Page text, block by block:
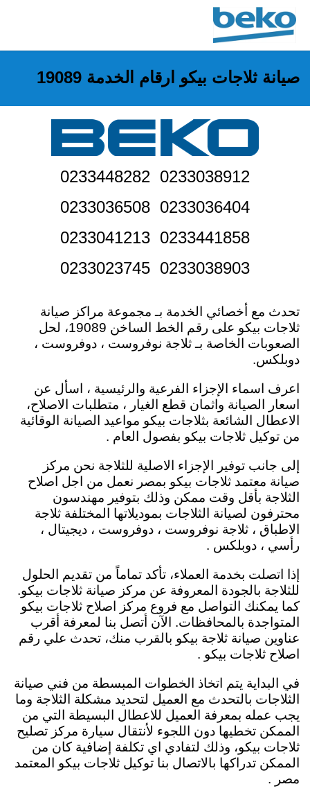
صيانة ثلاجات بيكو ارقام الخدمة 19089
0233038912 0233448282
0233036404 0233036508
0233441858 0233041213
0233038903 0233023745
تحدث مع أخصائي الخدمة بـ مجموعة مراكز صيانة
ثلاجات بيكو على رقم الخط الساخن 19089، لحل
الصعوبات الخاصة بـ ثلاجة نوفروست ، دوفروست ،
دوبلكس.
اعرف اسماء الإجزاء الفرعية والرئيسية ، اسأل عن
اسعار الصيانة واثمان قطع الغيار ، متطلبات الاصلاح،
الاعطال الشائعة بثلاجات بيكو مواعيد الصيانة الوقائية
من توكيل ثلاجات بيكو بفصول العام .
إلى جانب توفير الإجزاء الاصلية للثلاجة نحن مركز
صيانة معتمد ثلاجات بيكو بمصر نعمل من اجل اصلاح
الثلاجة بأقل وقت ممكن وذلك بتوفير مهندسون
محترفون لصيانة الثلاجات بموديلاتها المختلفة ثلاجة
الاطباق ، ثلاجة نوفروست ، دوفروست ، ديجيتال ،
رأسي ، دوبلكس .
إذا اتصلت بخدمة العملاء، تأكد تماماً من تقديم الحلول
للثلاجة بالجودة المعروفة عن مركز صيانة ثلاجات بيكو.
كما يمكنك التواصل مع فروع مركز اصلاح ثلاجات بيكو
المتواجدة بالمحافظات. الآن أتصل بنا لمعرفة أقرب
عناوين صيانة ثلاجة بيكو بالقرب منك، تحدث علي رقم
اصلاح ثلاجات بيكو .
في البداية يتم اتخاذ الخطوات المبسطة من فني صيانة
الثلاجات بالتحدث مع العميل لتحديد مشكلة الثلاجة وما
يجب عمله بمعرفة العميل للاعطال البسيطة التي من
الممكن تخطيها دون اللجوء لأنتقال سيارة مركز تصليح
ثلاجات بيكو، وذلك لتفادي اي تكلفة إضافية كان من
الممكن تدراكها بالاتصال بنا توكيل ثلاجات بيكو المعتمد
مصر .
صيانة بيكو الرقم الموحد لمركز الخدمة مصر
19089 توكيل اصلاح اجهزة بيكو